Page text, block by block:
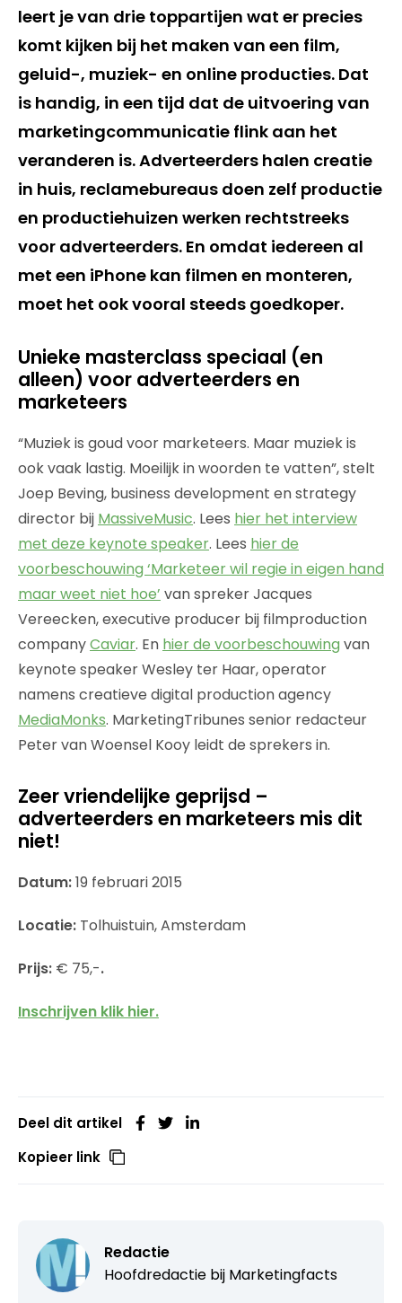
leert je van drie toppartijen wat er precies
komt kijken bij het maken van een film,
geluid-, muziek- en online producties. Dat
is handig, in een tijd dat de uitvoering van
marketingcommunicatie flink aan het
veranderen is. Adverteerders halen creatie
in huis, reclamebureaus doen zelf productie
en productiehuizen werken rechtstreeks
voor adverteerders. En omdat iedereen al
met een iPhone kan filmen en monteren,
moet het ook vooral steeds goedkoper.
Unieke masterclass speciaal (en
alleen) voor adverteerders en
marketeers
“Muziek is goud voor marketeers. Maar muziek is
ook vaak lastig. Moeilijk in woorden te vatten”, stelt
Joep Beving, business development en strategy
director bij MassiveMusic. Lees hier het interview
met deze keynote speaker. Lees hier de
voorbeschouwing ‘Marketeer wil regie in eigen hand
maar weet niet hoe’ van spreker Jacques
Vereecken, executive producer bij filmproduction
companyCaviar. En hier de voorbeschouwing van
keynote speaker Wesley ter Haar, operator
namens creatieve digital production agency
MediaMonks. MarketingTribunes senior redacteur
Peter van Woensel Kooy leidt de sprekers in.
Zeer vriendelijke geprijsd –
adverteerders en marketeers mis dit
niet!
Datum:19 februari 2015
Locatie: Tolhuistuin, Amsterdam
Prijs: € 75,-.
Inschrijven klik hier.
Deel dit artikel
Kopieer link
Redactie
Hoofdredactie bij Marketingfacts